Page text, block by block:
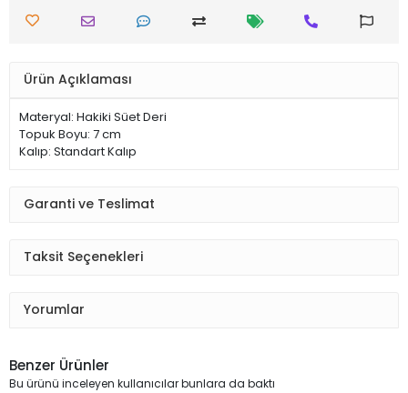
Ürün Açıklaması
Materyal: Hakiki Süet Deri
Topuk Boyu: 7 cm
Kalıp: Standart Kalıp
Garanti ve Teslimat
Taksit Seçenekleri
Yorumlar
Benzer Ürünler
Bu ürünü inceleyen kullanıcılar bunlara da baktı